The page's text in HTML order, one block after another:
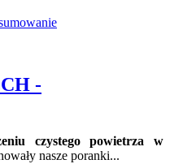
-
czystego powietrza w
nasze poranki...